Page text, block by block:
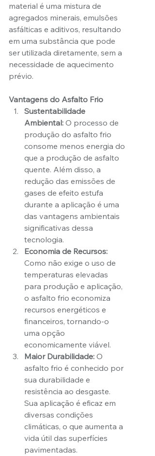
material é uma mistura de
agregados minerais, emulsões
asfálticas e aditivos, resultando
em uma substância que pode
ser utilizada diretamente, sem a
necessidade de aquecimento
prévio.
Vantagens do Asfalto Frio
Sustentabilidade
Ambiental: O processo de
produção do asfalto frio
consome menos energia do
que a produção de asfalto
quente. Além disso, a
redução das emissões de
gases de efeito estufa
durante a aplicação é uma
das vantagens ambientais
significativas dessa
tecnologia.
Economia de Recursos:
Como não exige o uso de
temperaturas elevadas
para produção e aplicação,
o asfalto frio economiza
recursos energéticos e
financeiros, tornando-o
uma opção
economicamente viável.
Maior Durabilidade: O
asfalto frio é conhecido por
sua durabilidade e
resistência ao desgaste.
Sua aplicação é eficaz em
diversas condições
climáticas, o que aumenta a
vida útil das superfícies
pavimentadas.